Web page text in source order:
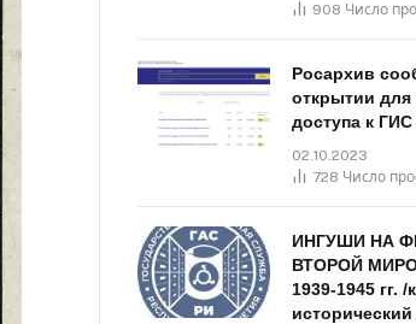
908 Число
Росархив
открытии для
доступа к
02.10.2023
728 Число
ИНГУШИ НА
ВТОРОЙ
1939-1945 гг. /